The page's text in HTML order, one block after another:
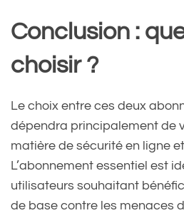
Conclusion :
choisir ?
Le choix entre ces deux
dépendra principalement de
matière de sécurité en ligne
L’abonnement essentiel est
utilisateurs souhaitant
de base contre les menaces